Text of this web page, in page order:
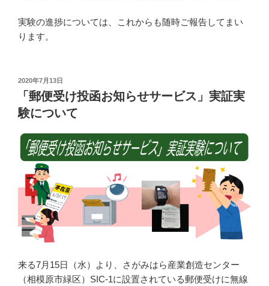
実験の進捗については、これからも随時ご報告してまい
ります。
投
2020年7月13日
「郵便受け投函お知らせサービス」実証実
験について
来る7月15日（水）より、さがみはら産業創造センター
（相模原市緑区）SIC-1に設置されている郵便受けに無線